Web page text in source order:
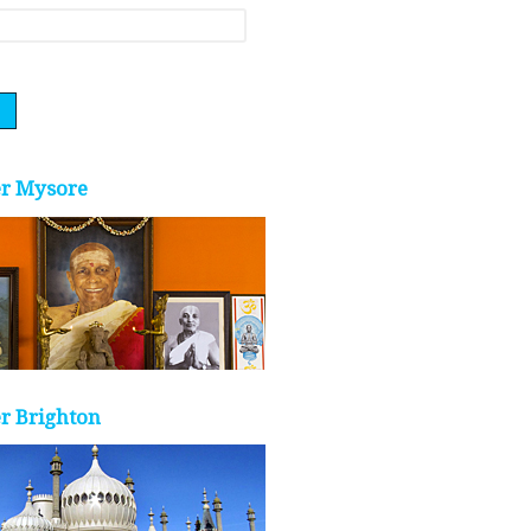
Mysore
Brighton